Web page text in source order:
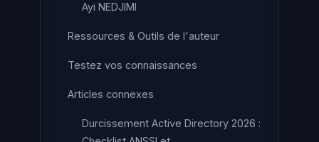
Ayi NEDJIMI
Ressources & Outils de l'auteur
Testez vos connaissances
Articles connexes
Durcissement Active Directory 2026 :